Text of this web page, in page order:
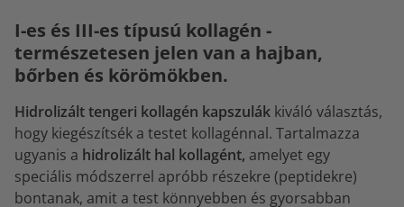
I-es és III-es típusú kollagén -
természetesen jelen van a hajban,
bőrben és körömökben.
Hidrolizált tengeri kollagén kapszulák kiváló választás,
hogy kiegészítsék a testet kollagénnal. Tartalmazza
ugyanis a hidrolizált hal kollagént, amelyet egy
speciális módszerrel apróbb részekre (peptidekre)
bontanak, amit a test könnyebben és gyorsabban